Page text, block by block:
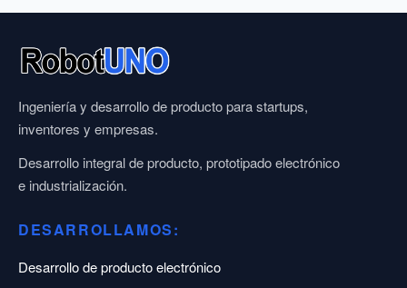
Ingeniería y desarrollo de producto para startups,
inventores y empresas.
Desarrollo integral de producto, prototipado electrónico
e industrialización.
DESARROLLAMOS:
Desarrollo de producto electrónico